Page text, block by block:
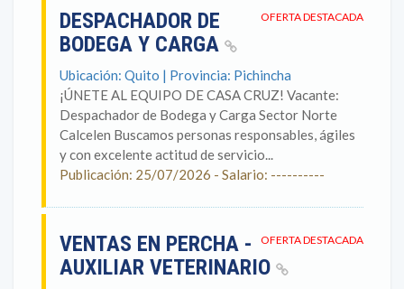
OFERTA DESTACADA
DESPACHADOR DE
BODEGA Y CARGA
Ubicación: Quito | Provincia: Pichincha
¡ÚNETE AL EQUIPO DE CASA CRUZ! Vacante:
Despachador de Bodega y Carga Sector Norte
Calcelen Buscamos personas responsables, ágiles
y con excelente actitud de servicio...
Publicación: 25/07/2026 - Salario: ----------
OFERTA DESTACADA
VENTAS EN PERCHA -
AUXILIAR VETERINARIO